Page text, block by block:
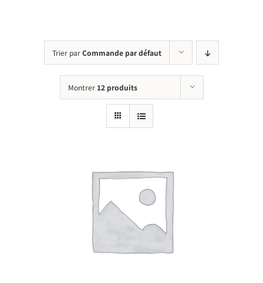
Trier parCommande par défaut
Montrer 12 produits